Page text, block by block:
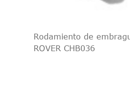
Rodamiento de
ROVER CHB036